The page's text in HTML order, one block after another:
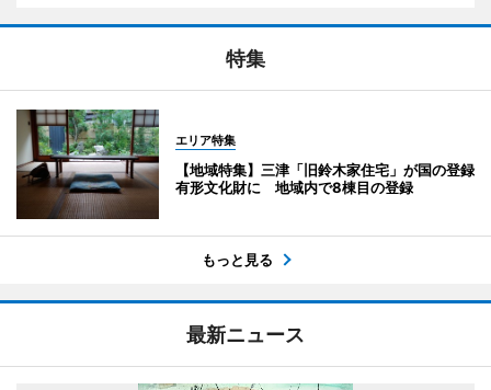
特集
エリア特集
【地域特集】三津「旧鈴木家住宅」が国の登録
有形文化財に 地域内で8棟目の登録
もっと見る
最新ニュース